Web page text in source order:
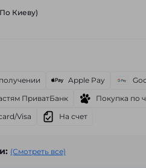
Киеву)
Apple Pay
ПриватБанк
Покупка по
Visa
На счет
(Смотреть все)